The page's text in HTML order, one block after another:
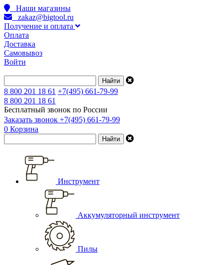
Наши магазины
zakaz@bigtool.ru
Получение и оплата
Оплата
Доставка
Самовывоз
Войти
8 800 201 18 61 +7(495) 661-79-99
8 800 201 18 61
Бесплатный звонок по России
Заказать звонок +7(495) 661-79-99
0 Корзина
Инструмент
Аккумуляторный инструмент
Пилы